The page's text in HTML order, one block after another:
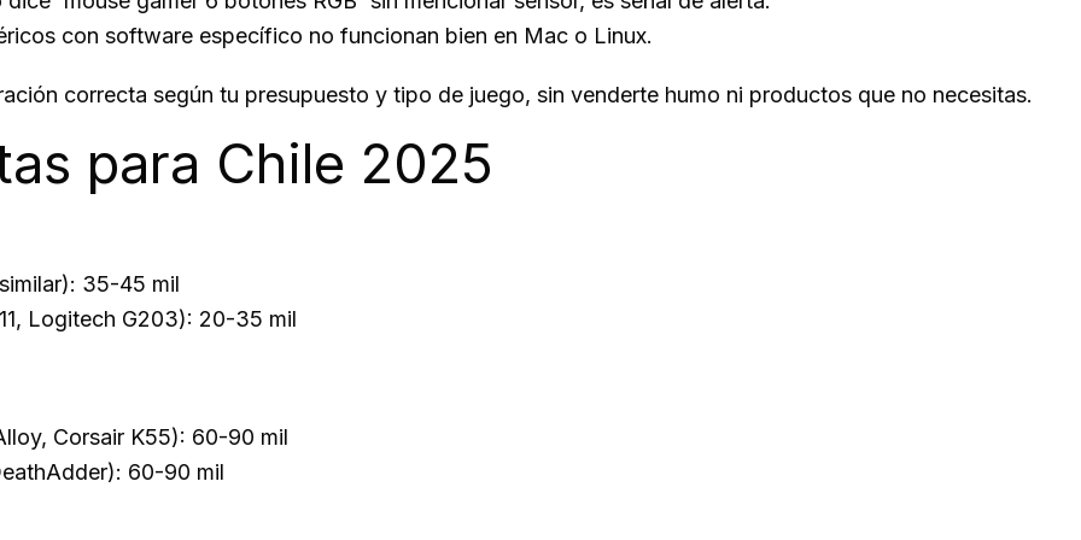
con software específico no funcionan bien en Mac o Linux.
correcta según tu presupuesto y tipo de juego, sin venderte humo ni productos que no necesitas.
para Chile 2025
35-45 mil
Logitech G203): 20-35 mil
Corsair K55): 60-90 mil
60-90 mil